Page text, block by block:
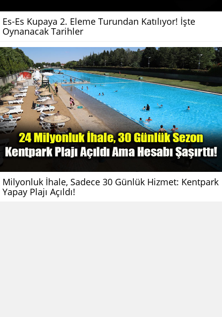
Es-Es Kupaya 2. Eleme Turundan Katılıyor! İşte
Oynanacak Tarihler
Milyonluk İhale, Sadece 30 Günlük Hizmet: Kentpark
Yapay Plajı Açıldı!